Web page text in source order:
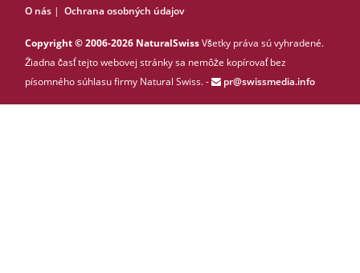
O nás | Ochrana osobných údajov
Copyright © 2006-2026 NaturalSwissVšetky práva sú vyhradené.
Žiadna časť tejto webovej stránky sa nemôže kopírovať bez
písomného súhlasu firmy Natural Swiss. -
pr@swissmedia.info